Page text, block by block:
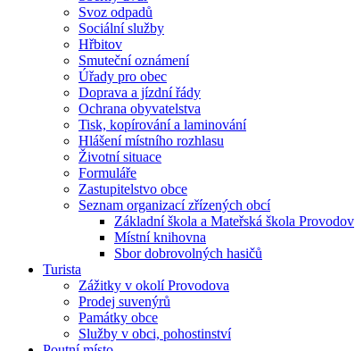
Svoz odpadů
Sociální služby
Hřbitov
Smuteční oznámení
Úřady pro obec
Doprava a jízdní řády
Ochrana obyvatelstva
Tisk, kopírování a laminování
Hlášení místního rozhlasu
Životní situace
Formuláře
Zastupitelstvo obce
Seznam organizací zřízených obcí
Základní škola a Mateřská škola Provodov
Místní knihovna
Sbor dobrovolných hasičů
Turista
Zážitky v okolí Provodova
Prodej suvenýrů
Památky obce
Služby v obci, pohostinství